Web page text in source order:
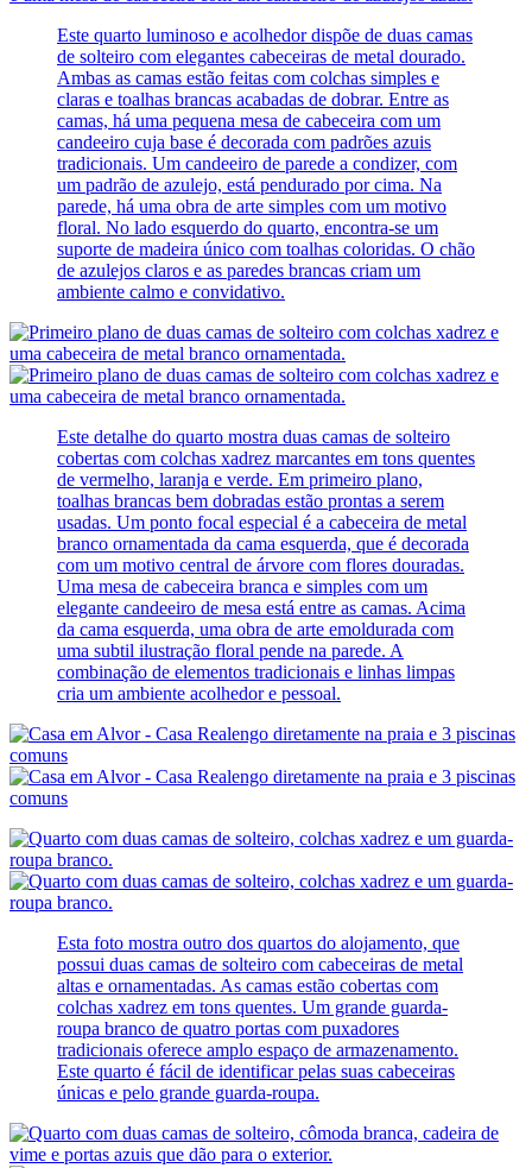
Este quarto luminoso e acolhedor dispõe de duas camas
de solteiro com elegantes cabeceiras de metal dourado.
Ambas as camas estão feitas com colchas simples e
claras e toalhas brancas acabadas de dobrar. Entre as
camas, há uma pequena mesa de cabeceira com um
candeeiro cuja base é decorada com padrões azuis
tradicionais. Um candeeiro de parede a condizer, com
um padrão de azulejo, está pendurado por cima. Na
parede, há uma obra de arte simples com um motivo
floral. No lado esquerdo do quarto, encontra-se um
suporte de madeira único com toalhas coloridas. O chão
de azulejos claros e as paredes brancas criam um
ambiente calmo e convidativo.
Este detalhe do quarto mostra duas camas de solteiro
cobertas com colchas xadrez marcantes em tons quentes
de vermelho, laranja e verde. Em primeiro plano,
toalhas brancas bem dobradas estão prontas a serem
usadas. Um ponto focal especial é a cabeceira de metal
branco ornamentada da cama esquerda, que é decorada
com um motivo central de árvore com flores douradas.
Uma mesa de cabeceira branca e simples com um
elegante candeeiro de mesa está entre as camas. Acima
da cama esquerda, uma obra de arte emoldurada com
uma subtil ilustração floral pende na parede. A
combinação de elementos tradicionais e linhas limpas
cria um ambiente acolhedor e pessoal.
Esta foto mostra outro dos quartos do alojamento, que
possui duas camas de solteiro com cabeceiras de metal
altas e ornamentadas. As camas estão cobertas com
colchas xadrez em tons quentes. Um grande guarda-
roupa branco de quatro portas com puxadores
tradicionais oferece amplo espaço de armazenamento.
Este quarto é fácil de identificar pelas suas cabeceiras
únicas e pelo grande guarda-roupa.